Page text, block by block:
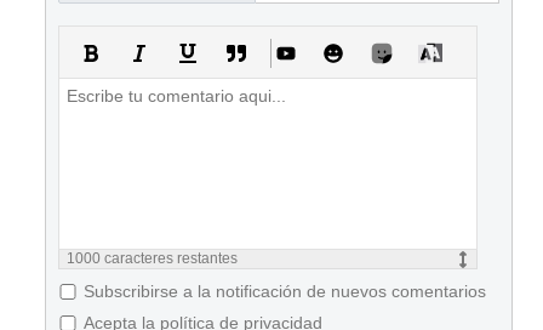
1000 caracteres restantes
Subscribirse a la notificación de nuevos comentarios
Acepta la política de privacidad